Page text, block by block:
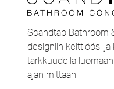
Scandtap Bathroom
designiin keittiöösi
tarkkuudella
ajan mittaan.